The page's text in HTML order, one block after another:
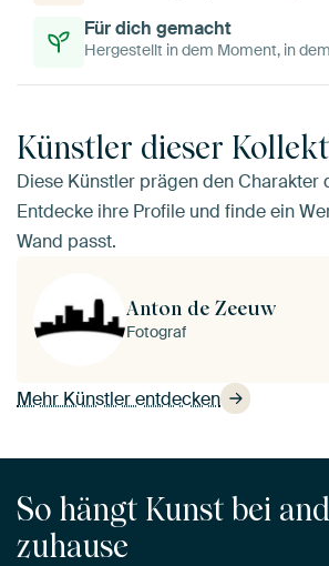
Für dich gemacht
Hergestellt in dem Moment, in
Künstler dieser
Diese Künstler prägen den Charakter
Entdecke ihre Profile und finde ein
Wand passt.
Mehr Künstler entdecken
Anton de Zeeuw
Fotograf
So hängt Kunst bei
zuhause